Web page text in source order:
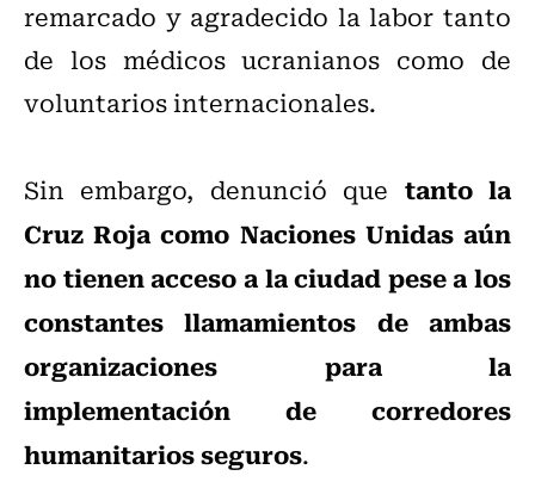
remarcado y agradecido la labor tanto
de los médicos ucranianos como de
voluntarios internacionales.
Sin embargo, denunció que tanto la
Cruz Roja como Naciones Unidas aún
no tienen acceso a la ciudad pese a los
constantes llamamientos de ambas
organizaciones para la
implementación de corredores
humanitarios seguros.